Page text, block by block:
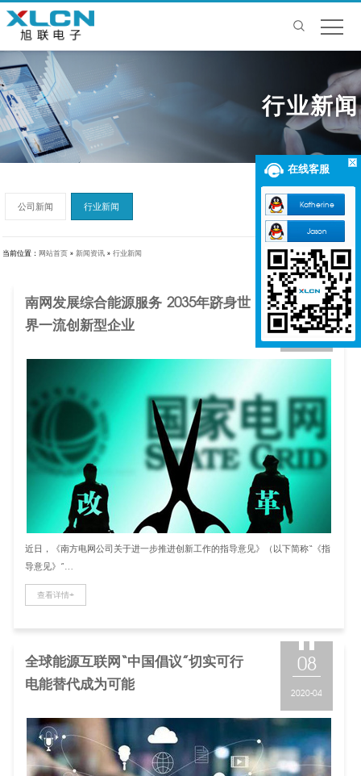
行业新闻
公司新闻 行业新闻
当前位置： 网站首页» 新闻资讯» 行业新闻
南网发展综合能源服务 2035年跻身世
界一流创新型企业
08
2020-04
近日，《南方电网公司关于进一步推进创新工作的指导意见》（以下简称“《指
导意见》”…
查看详情+
全球能源互联网“中国倡议”切实可行
电能替代成为可能
08
2020-04
在线客服
Katherine
Jason